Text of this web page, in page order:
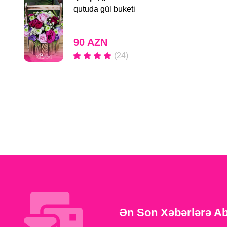
qutuda gül buketi
90 AZN
(24)
Ən Son Xəbərlərə